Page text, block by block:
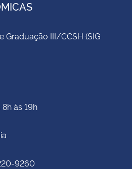
Graduação III/CCSH (SIG
às 19h
9260